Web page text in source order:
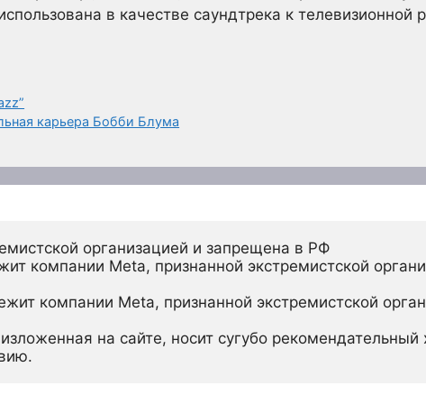
в качестве саундтрека к телевизионной
карьера Бобби Блума
организацией и запрещена в РФ
компании Meta, признанной экстремистской
компании Meta, признанной экстремистской
на сайте, носит сугубо рекомендательный